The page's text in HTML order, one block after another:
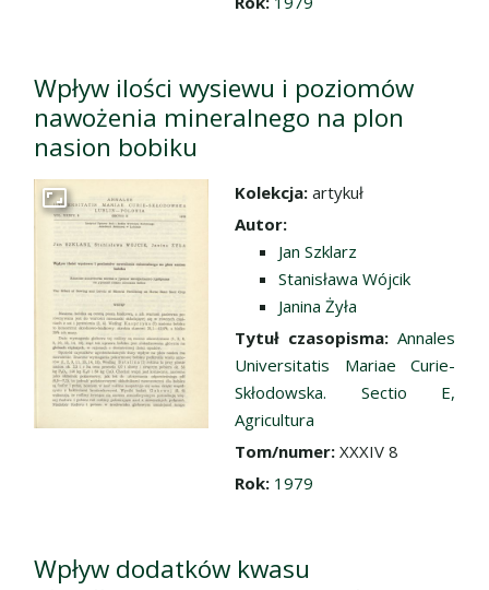
Wpływ ilości wysiewu i poziomów
nawożenia mineralnego na plon
nasion bobiku
Przejdź do zbioru
Kolekcja: artykuł
Autor:
Jan Szklarz
Stanisława Wójcik
Janina Żyła
Tytuł czasopisma: Annales
Universitatis Mariae Curie-
Skłodowska. Sectio E,
Agricultura
Tom/numer: XXXIV 8
Rok: 1979
Wpływ dodatków kwasu